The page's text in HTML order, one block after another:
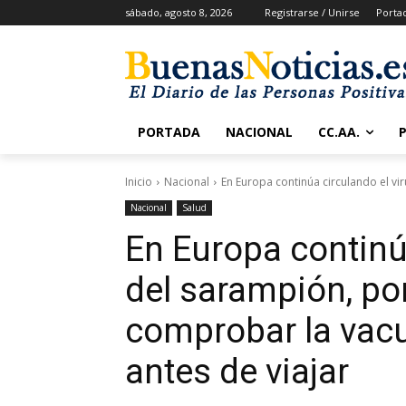
sábado, agosto 8, 2026 Registrarse / Unirse
PORTADA NACIONAL CC.AA.
Inicio Nacional En Europa continúa circulando el
Nacional Salud
En Europa
del sarampión,
comprobar la
antes de viajar